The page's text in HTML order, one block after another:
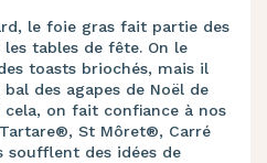
le foie gras fait partie des
tables de fête. On le
toasts briochés, mais il
des agapes de Noël de
on fait confiance à nos
St Môret®, Carré
des idées de